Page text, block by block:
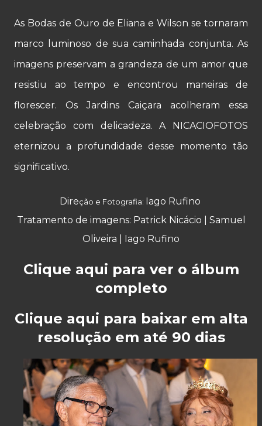
As Bodas de Ouro de Eliana e Wilson se tornaram
marco luminoso de sua caminhada conjunta. As
imagens preservam a grandeza de um amor que
resistiu ao tempo e encontrou maneiras de
florescer. Os Jardins Caiçara acolheram essa
celebração com delicadeza. A NICACIOFOTOS
eternizou a profundidade desse momento tão
significativo.
Direção e Fotografia: Iago Rufino
Tratamento de imagens: Patrick Nicácio
Samuel
Oliveira
Iago Rufino
Clique aqui para ver o álbum
completo
Clique aqui para baixar em alta
resolução em até 90 dias